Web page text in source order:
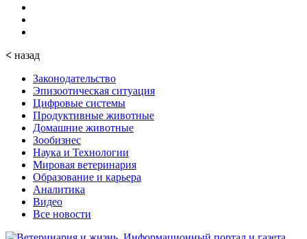
< назад
Законодательство
Эпизоотическая ситуация
Цифровые системы
Продуктивные животные
Домашние животные
Зообизнес
Наука и Технологии
Мировая ветеринария
Образование и карьера
Аналитика
Видео
Все новости